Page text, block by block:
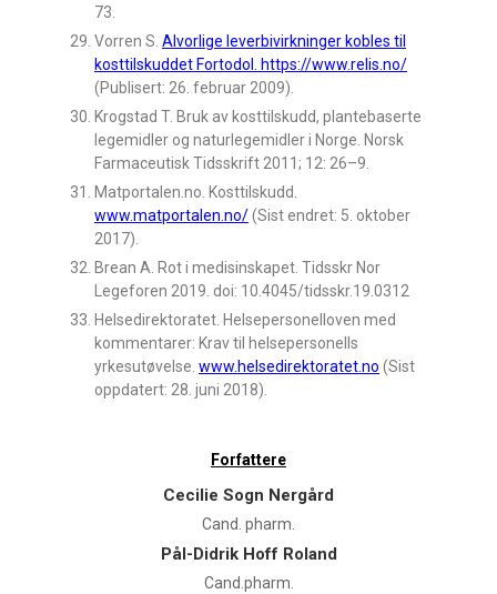
73.
Vorren S. Alvorlige leverbivirkninger kobles til
kosttilskuddet Fortodol. https://www.relis.no/
(Publisert: 26. februar 2009).
Krogstad T. Bruk av kosttilskudd, plantebaserte
legemidler og naturlegemidler i Norge. Norsk
Farmaceutisk Tidsskrift 2011; 12: 26–9.
Matportalen.no. Kosttilskudd.
www.matportalen.no/(Sist endret: 5. oktober
2017).
Brean A. Rot i medisinskapet. Tidsskr Nor
Legeforen 2019. doi: 10.4045/tidsskr.19.0312
Helsedirektoratet. Helsepersonelloven med
kommentarer: Krav til helsepersonells
yrkesutøvelse. www.helsedirektoratet.no (Sist
oppdatert: 28. juni 2018).
Forfattere
Cecilie Sogn Nergård
Cand. pharm.
Pål-Didrik Hoff Roland
Cand.pharm.